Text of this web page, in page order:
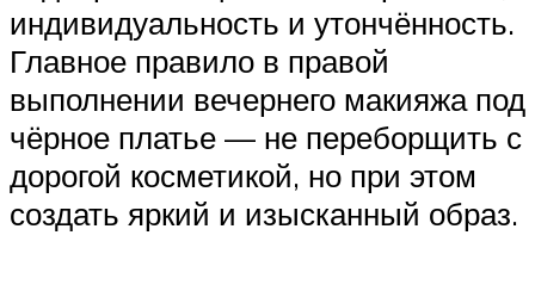
индивидуальность и утончённость.
Главное правило в правой
выполнении вечернего макияжа под
чёрное платье — не переборщить с
дорогой косметикой, но при этом
создать яркий и изысканный образ.